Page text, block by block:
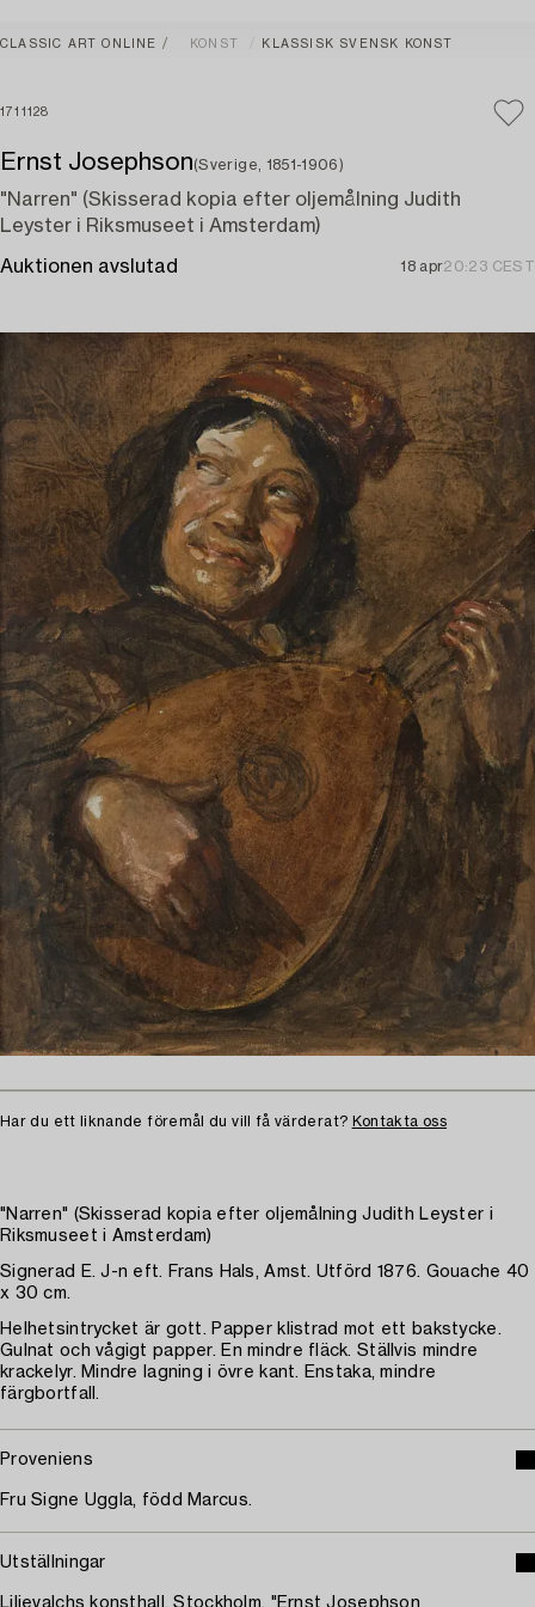
CLASSIC ART ONLINE KONST KLASSISK SVENSK KONST
1711128
Ernst Josephson(Sverige, 1851-1906)
"Narren" (Skisserad kopia efter oljemålning Judith
Leyster i Riksmuseet i Amsterdam)
Auktionen avslutad 18 apr20:23 CEST
Har du ett liknande föremål du vill få värderat? Kontakta oss
"Narren" (Skisserad kopia efter oljemålning Judith Leyster i
Riksmuseet i Amsterdam)
Signerad E. J-n eft. Frans Hals, Amst. Utförd 1876. Gouache 40
x 30 cm.
Helhetsintrycket är gott. Papper klistrad mot ett bakstycke.
Gulnat och vågigt papper. En mindre fläck. Ställvis mindre
krackelyr. Mindre lagning i övre kant. Enstaka, mindre
färgbortfall.
Proveniens
Fru Signe Uggla, född Marcus.
Utställningar
Liljevalchs konsthall, Stockholm, "Ernst Josephson